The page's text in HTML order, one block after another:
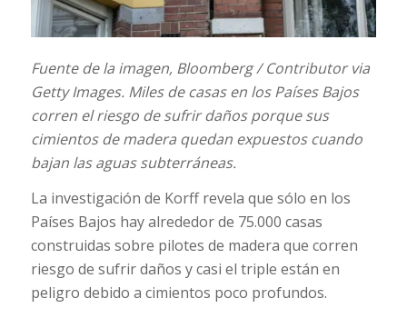
Fuente de la imagen, Bloomberg / Contributor via
Getty Images. Miles de casas en los Países Bajos
corren el riesgo de sufrir daños porque sus
cimientos de madera quedan expuestos cuando
bajan las aguas subterráneas.
La investigación de Korff revela que sólo en los
Países Bajos hay alrededor de 75.000 casas
construidas sobre pilotes de madera que corren
riesgo de sufrir daños y casi el triple están en
peligro debido a cimientos poco profundos.